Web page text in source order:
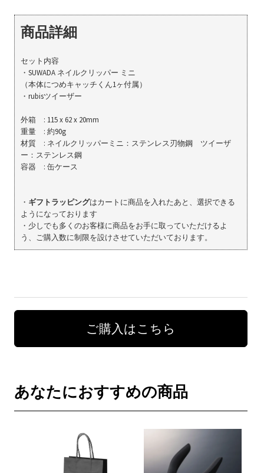
商品詳細
セット内容
・SUWADA ネイルクリッパー ミニ
（本体につめキャッチくん1ヶ付属）
・rubisツイーザー
外箱 : 115 x 62 x 20mm
重量 : 約90g
材質 : ネイルクリッパーミニ：ステンレス刃物鋼 ツイーザ
ー：ステンレス鋼
容器 : 缶ケース
・ ギフトラッピングはカートに商品を入れたあと、選択できる
ようになっております
・少しでも多くのお客様に商品をお手に取っていただけるよ
う、ご購入数に制限を設けさせていただいております。
ご購入はこちら
あなたにおすすめの商品